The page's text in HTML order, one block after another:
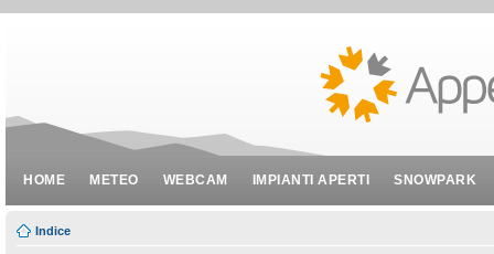
HOME METEO WEBCAM IMPIANTI APERTI SNOWPARK
Indice